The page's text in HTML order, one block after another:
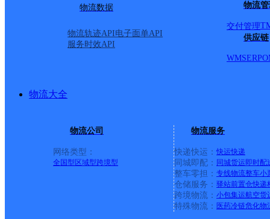
物流数据
物流轨迹API电子面单API
服务时效API
物流
交付管理
供应链
WMSERP
物流大全
物流公司
网络类型：
全国型 区域型跨境型
物流服务
快递快运： 快运快递
同城即配： 同城货运即时配
整车零担： 专线物流整车小
仓储服务： 驿站前置仓快递
跨境物流： 小包集运航空货
特殊物流： 医药冷链危化物
安能快递 更多号码
地址
江镇城北第二个转盘右
派送范围:凤凰县全境
更多号码地址
力湘西大酒店D栋